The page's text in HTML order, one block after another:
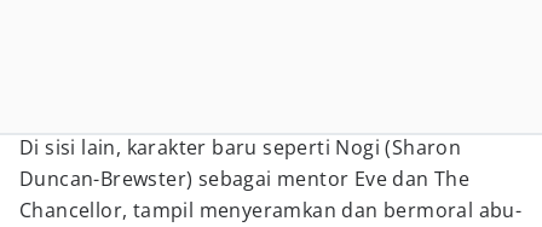
Di sisi lain, karakter baru seperti Nogi (Sharon
Duncan-Brewster) sebagai mentor Eve dan The
Chancellor, tampil menyeramkan dan bermoral abu-